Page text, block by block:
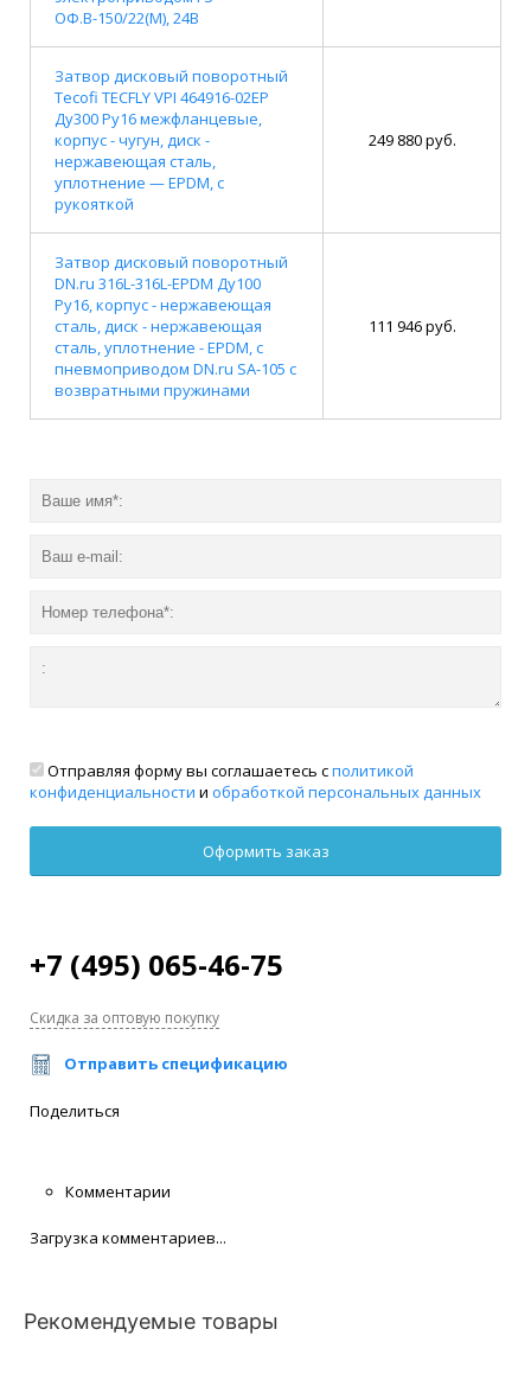
ОФ.В-150/22(М), 24В
Затвор дисковый поворотный
Tecofi TECFLY VPI 464916-02EP
Ду300 Ру16 межфланцевые,
корпус - чугун, диск -
нержавеющая сталь,
уплотнение — EPDM, с
рукояткой
249 880 руб.
Затвор дисковый поворотный
DN.ru 316L-316L-EPDM Ду100
Ру16, корпус - нержавеющая
сталь, диск - нержавеющая
сталь, уплотнение - EPDM, с
пневмоприводом DN.ru SA-105 с
возвратными пружинами
111 946 руб.
Отправляя форму вы соглашаетесь сполитикой
конфиденциальности и обработкой персональных данных
+7 (495) 065-46-75
Скидка за оптовую покупку
Отправить спецификацию
Поделиться
Комментарии
Загрузка комментариев...
Рекомендуемые товары